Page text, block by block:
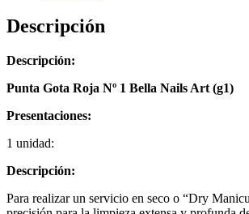
BN
cantidad
Descripción
Descripción:
Punta Gota Roja Nº 1 Bella Nails Art (g1)
Presentaciones:
1 unidad:
Descripción:
Para realizar un servicio en seco o “Dry